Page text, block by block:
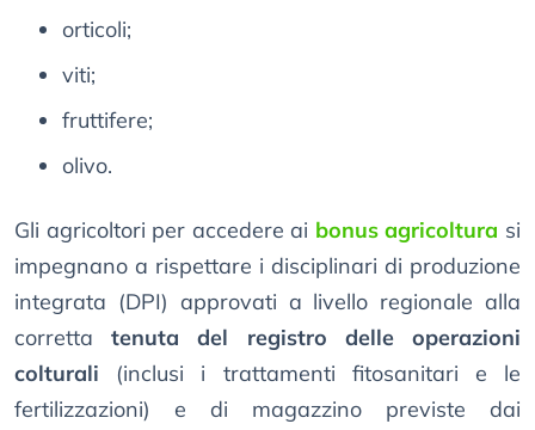
orticoli;
viti;
fruttifere;
olivo.
Gli agricoltori per accedere ai bonus agricoltura si
impegnano a rispettare i disciplinari di produzione
integrata (DPI) approvati a livello regionale alla
correttatenuta del registro delle operazioni
colturali (inclusi i trattamenti fitosanitari e le
fertilizzazioni) e di magazzino previste dai